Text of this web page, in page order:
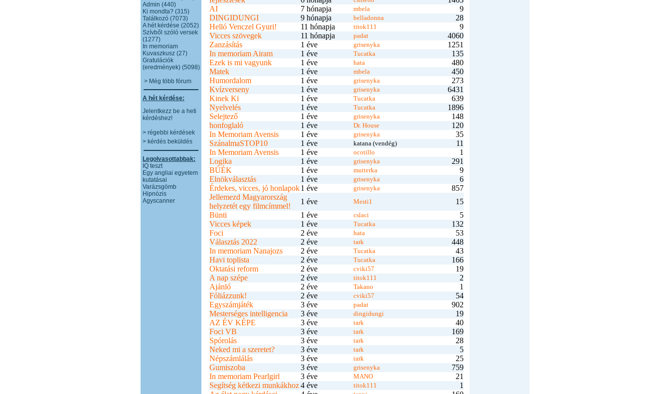
Admin (440)
Ki mondta? (315)
Találkozó (7073)
A hét kérdése (2052)
Szívből szóló versek
(1277)
In memoriam
Kuvaszkusz (27)
Gratulációk
(eredmények) (5098)
> Még több fórum
A hét kérdése:
Jelentkezz be a heti
kérdéshez!
> régebbi kérdések
> kérdés beküldés
Legolvasottabbak:
IQ teszt
Egy angliai egyetem
kutatásai
Varázsgömb
Hipnózis
Agyscanner
AI
7 hónapja mbela
9
DINGIDUNGI
9 hónapja belladonna
28
Helló Venczel Gyuri!
11 hónapja titok111
9
Vicces szövegek
11 hónapja padat
4060
Zanzásítás
1 éve grisenyka
1251
In memoriam Airam
1 éve Tucatka
135
Ezek is mi vagyunk
1 éve hata
480
Matek
1 éve mbela
450
Humordalom
1 éve grisenyka
273
Kvízverseny
1 éve grisenyka
6431
Kinek Ki
1 éve Tucatka
639
Nyelvelés
1 éve Tucatka
1896
Selejtező
1 éve grisenyka
148
honfoglaló
1 éve Dr. House
120
In Memoriam Avensis
1 éve grisenyka
35
SzánalmaSTOP10
1 éve katana (vendég)
11
In Memoriam Avensis
1 éve ocotillo
1
Logika
1 éve grisenyka
291
BÚÉK
1 éve mutterka
9
Elnökválasztás
1 éve grisenyka
6
Érdekes, vicces, jó honlapok1 éve grisenyka
857
Jellemezd Magyarország
helyzetét egy filmcímmel!
1 éve Mesti1
15
Bünti
1 éve cslaci
5
Vicces képek
1 éve Tucatka
132
Foci
2 éve hata
53
Választás 2022
2 éve tark
448
In memoriam Nanajozs
2 éve Tucatka
43
Havi toplista
2 éve Tucatka
166
Oktatási reform
2 éve cviki57
19
A nap szépe
2 éve titok111
2
Ajánló
2 éve Takano
1
Fóliázzunk!
2 éve cviki57
54
Egyszámjáték
3 éve padat
902
Mesterséges intelligencia
3 éve dingidungi
19
AZ ÉV KÉPE
3 éve tark
40
Foci VB
3 éve tark
169
Spórolás
3 éve tark
28
Neked mi a szeretet?
3 éve tark
5
Népszámlálás
3 éve tark
25
Gumiszoba
3 éve grisenyka
759
In memoriam Pearlgirl
3 éve MANO
21
Segítség kétkezi munkákhoz4 éve titok111
1